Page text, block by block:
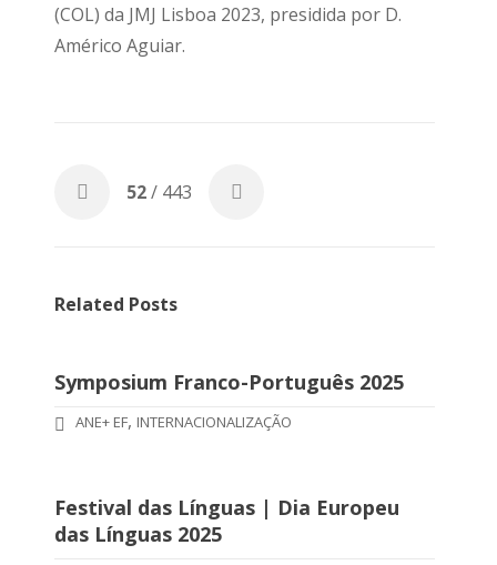
(COL) da JMJ Lisboa 2023, presidida por D.
Américo Aguiar.
52/ 443
Related Posts
Symposium Franco-Português 2025
ANE+ EF, INTERNACIONALIZAÇÃO
Festival das Línguas | Dia Europeu
das Línguas 2025